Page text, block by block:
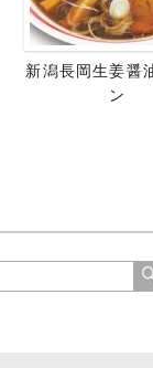
新潟長岡生姜醤
ン